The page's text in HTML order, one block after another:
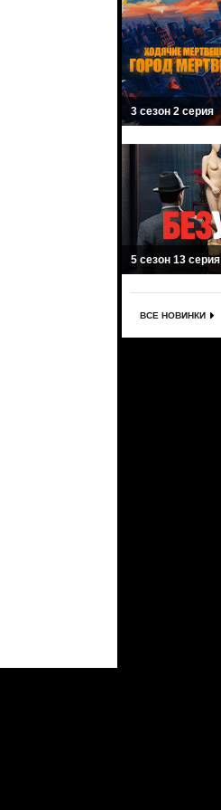
3 сезон 2 серия
5 сезон 13 серия
ВСЕ НОВИНКИ